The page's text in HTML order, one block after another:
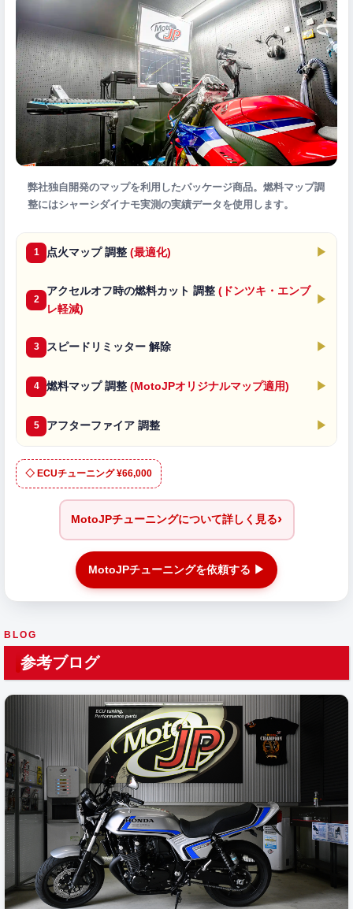
弊社独自開発のマップを利用したパッケージ商品。燃料マップ調
整にはシャーシダイナモ実測の実績データを使用します。
1 点火マップ 調整 (最適化) ▶
2
アクセルオフ時の燃料カット 調整 (ドンツキ・エンブ
レ軽減)
▶
3 スピードリミッター 解除 ▶
4 燃料マップ 調整 (MotoJPオリジナルマップ適用) ▶
5 アフターファイア 調整 ▶
◇ ECUチューニング ¥66,000
MotoJPチューニングについて詳しく見る›
MotoJPチューニングを依頼する ▶
BLOG
参考ブログ